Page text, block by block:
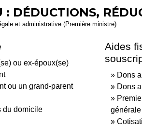
: DÉDUCTIONS,
et administrative (Première ministre)
ou ex-époux(se)
ou un grand-parent
du domicile
Aides
Dons
Dons
générale